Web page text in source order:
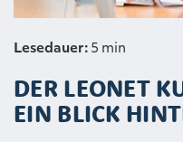
Lesedauer:5 min
DER LEONET
EIN BLICK